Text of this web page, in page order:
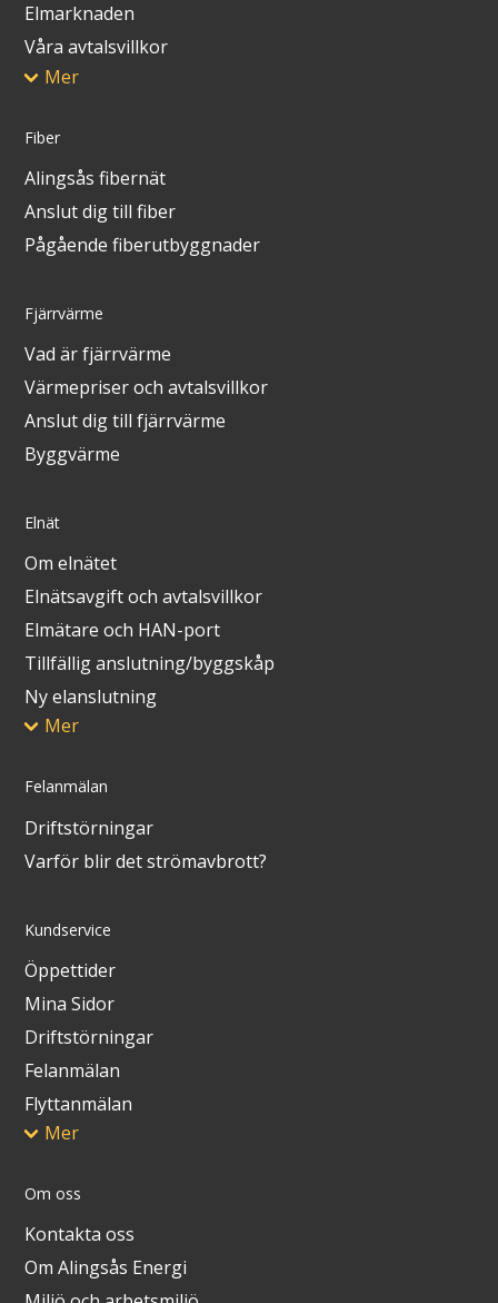
Jobba hos oss
Årsredovisning
Visselblåsarfunktion
Integritetsinformation
Tillgänglighetsredogörelse
Elmarknaden
Våra avtalsvillkor
Mer
Fiber
Alingsås fibernät
Anslut dig till fiber
Pågående fiberutbyggnader
Fjärrvärme
Vad är fjärrvärme
Värmepriser och avtalsvillkor
Anslut dig till fjärrvärme
Byggvärme
Elnät
Om elnätet
Elnätsavgift och avtalsvillkor
Elmätare och HAN-port
Tillfällig anslutning/byggskåp
Ny elanslutning
Mer
Felanmälan
Driftstörningar
Varför blir det strömavbrott?
Kundservice
Öppettider
Mina Sidor
Driftstörningar
Felanmälan
Flyttanmälan
Mer
Om oss
Kontakta oss
Om Alingsås Energi